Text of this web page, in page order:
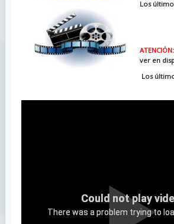
Los
ATENCIÓN
ver en
Los
Could not play
There was a problem trying to